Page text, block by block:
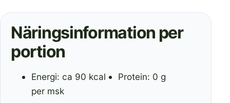
Näringsinformation per
portion
Energi: ca 90 kcal
per msk
Protein: 0 g